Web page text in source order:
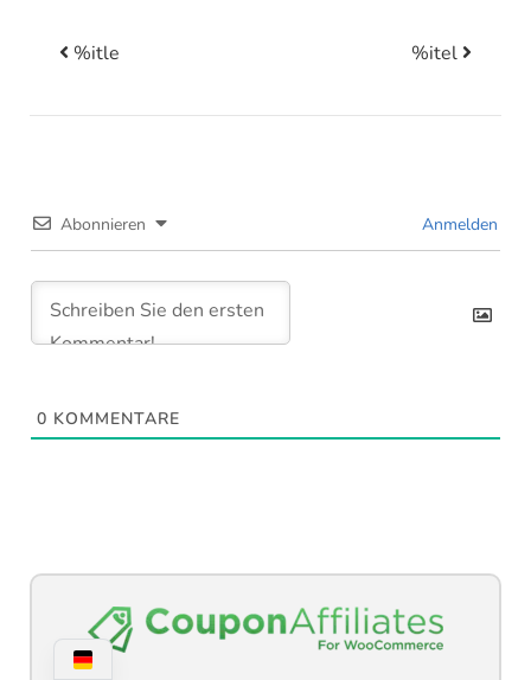
Beitrags-Navigation
%itle %itel
Abonnieren Anmelden
0 KOMMENTARE